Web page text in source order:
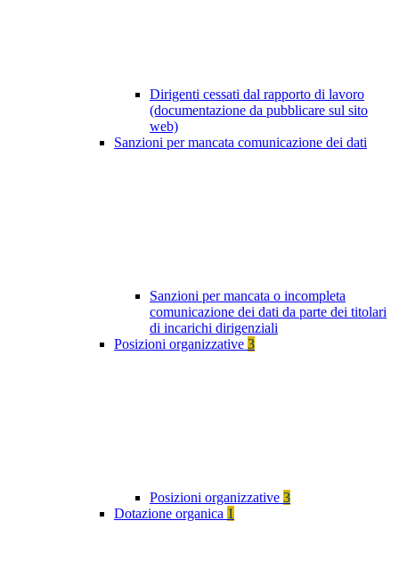
Dirigenti cessati dal rapporto di lavoro
(documentazione da pubblicare sul sito
web)
Sanzioni per mancata comunicazione dei dati
Sanzioni per mancata o incompleta
comunicazione dei dati da parte dei titolari
di incarichi dirigenziali
Posizioni organizzative 3
Posizioni organizzative 3
Dotazione organica 1